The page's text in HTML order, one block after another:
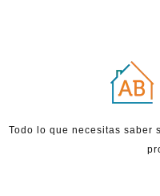
Todo lo que necesitas saber